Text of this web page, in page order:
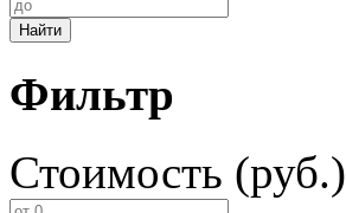
Найти
Фильтр
Стоимость (руб.)